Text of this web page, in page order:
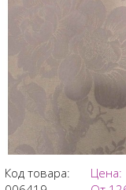
Код товара:
Цена: